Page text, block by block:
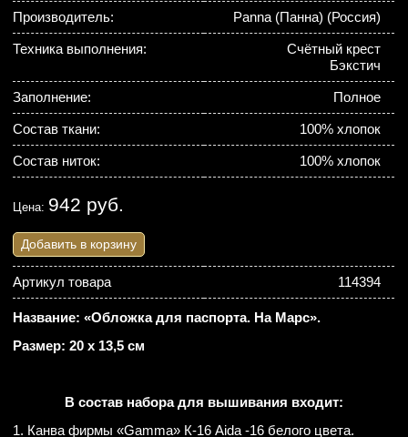
Производитель: Panna (Панна) (Россия)
Техника выполнения:
Счётный крест
Бэкстич
Заполнение: Полное
Состав ткани: 100% хлопок
Состав ниток: 100% хлопок
Цена: 942 руб.
Добавить в корзину
Артикул товара 114394
Название: «Обложка для паспорта. На Марс».
Размер: 20 х 13,5 см
В состав набора для вышивания входит:
1. Канва фирмы «Gamma» К-16 Aida -16 белого цвета.